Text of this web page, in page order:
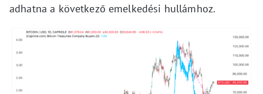
adhatna a következő emelkedési hullámhoz.